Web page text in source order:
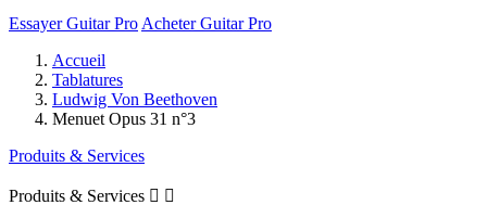
Essayer Guitar Pro Acheter Guitar Pro
Accueil
Tablatures
Ludwig Von Beethoven
Menuet Opus 31 n°3
Produits & Services
Produits & Services  